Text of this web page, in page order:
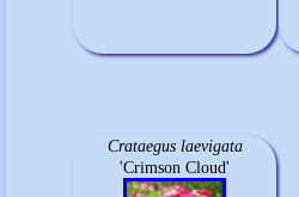
Crataegus laevigata
'Crimson Cloud'